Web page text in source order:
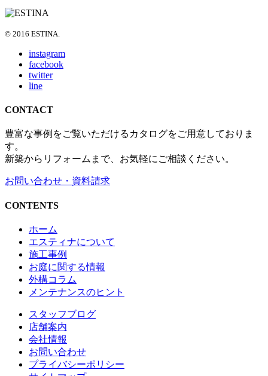
© 2016 ESTINA.
instagram
facebook
twitter
line
CONTACT
豊富な事例をご覧いただけるカタログをご用意しておりま
す。
新築からリフォームまで、お気軽にご相談ください。
お問い合わせ・資料請求
CONTENTS
ホーム
エスティナについて
施工事例
お庭に関する情報
外構コラム
メンテナンスのヒント
スタッフブログ
店舗案内
会社情報
お問い合わせ
プライバシーポリシー